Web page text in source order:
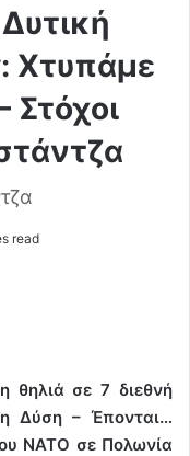
Χτυπάμε
Στόχοι
read
θηλιά σε 7 διεθνή
Δύση – Έπονται…
ΝΑΤΟ σε Πολωνία